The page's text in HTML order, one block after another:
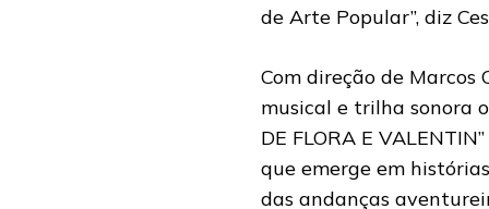
de Arte Popular”, diz
Com direção de Marcos
musical e trilha sonora
DE FLORA E
que emerge em
das andanças